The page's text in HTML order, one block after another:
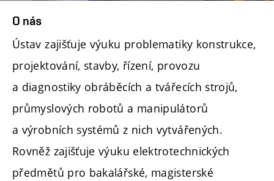
O nás
Ústav zajišťuje výuku problematiky konstrukce,
projektování, stavby, řízení, provozu
a diagnostiky obráběcích a tvářecích strojů,
průmyslových robotů a manipulátorů
a výrobních systémů z nich vytvářených.
Rovněž zajišťuje výuku elektrotechnických
předmětů pro bakalářské, magisterské